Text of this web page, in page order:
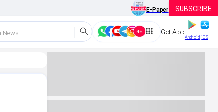
E-Paper SUBSCRIBE
News Get App
Android iOS